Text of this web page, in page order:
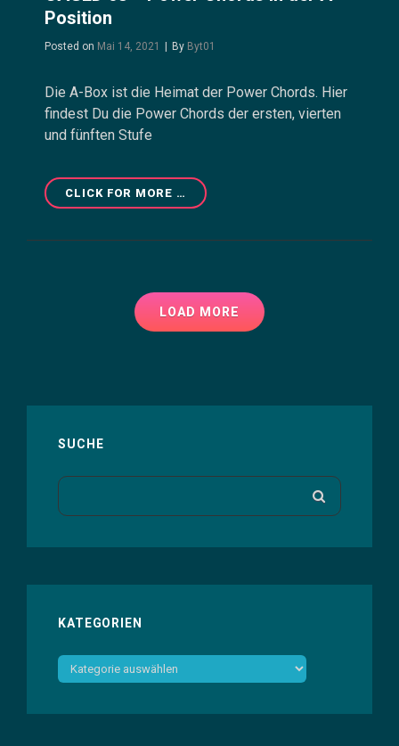
Position
Posted on Mai 14, 2021 By Byline
Byt01
Die A-Box ist die Heimat der Power Chords. Hier
findest Du die Power Chords der ersten, vierten
und fünften Stufe
CLICK FOR MORE … CAGED
08
DER
LOAD MORE
SUCHE
Search
for:
KATEGORIEN
Kategorien